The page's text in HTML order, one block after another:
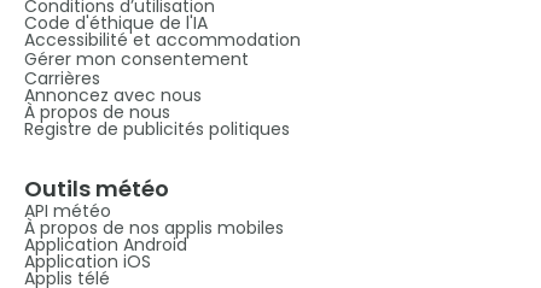
Conditions d’utilisation
Code d'éthique de l'IA
Accessibilité et accommodation
Gérer mon consentement
Carrières
Annoncez avec nous
À propos de nous
Registre de publicités politiques
Outils météo
API météo
À propos de nos applis mobiles
Application Android
Application iOS
Applis télé